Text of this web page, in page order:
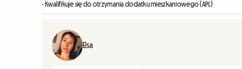
- Kwalifikuje się do otrzymania dodatku mieszkaniowego (APL)
Elsa